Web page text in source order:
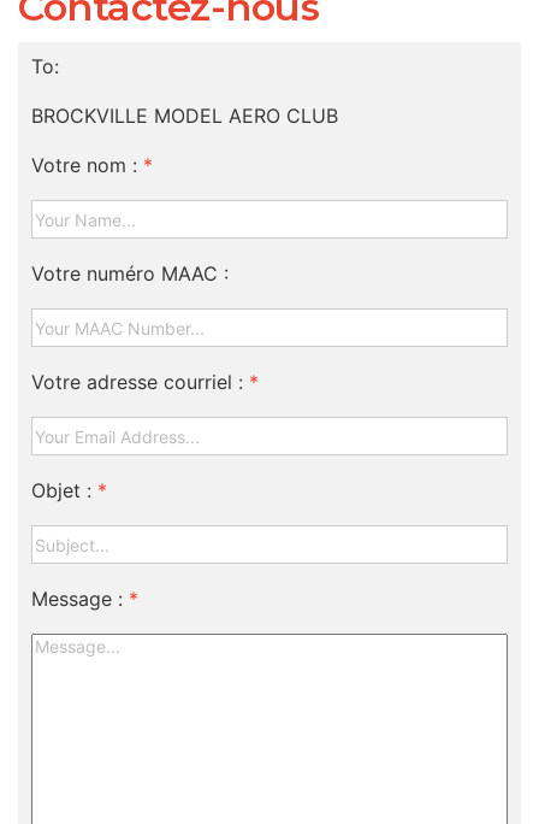
To:
BROCKVILLE MODEL AERO CLUB
Votre nom : *
Votre numéro MAAC :
Votre adresse courriel : *
Objet : *
Message : *